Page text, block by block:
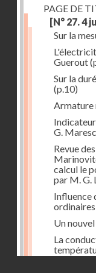
PAGE DE
[N° 27. 4
Sur la
Guerout
Sur la
(p.10)
Armature
G.
Revue
calcul le
par M. G.
Influence
Un
La